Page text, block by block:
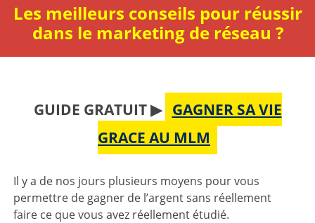
Les meilleurs conseils pour réussir
dans le marketing de réseau ?
GUIDE GRATUIT ▶ GAGNER SA VIE
GRACE AU MLM
Il y a de nos jours plusieurs moyens pour vous
permettre de gagner de l’argent sans réellement
faire ce que vous avez réellement étudié.